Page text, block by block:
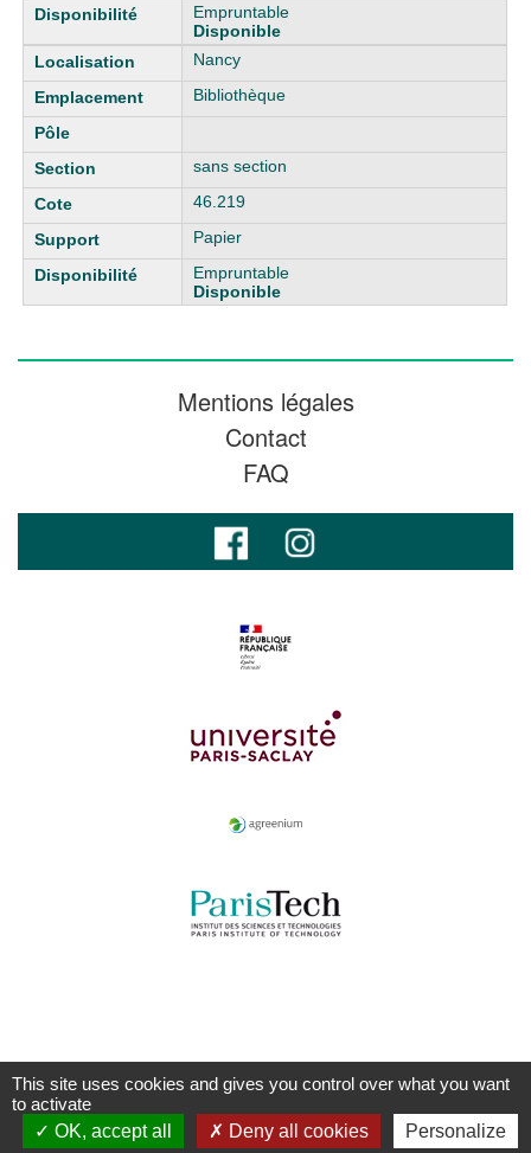
Empruntable
Disponible
Nancy
Bibliothèque
sans section
46.219
Papier
Empruntable
Disponible
Mentions légales
Contact
FAQ
This site uses cookies and gives you control over what you want
to activate
OK, accept all
Deny all cookies Personalize